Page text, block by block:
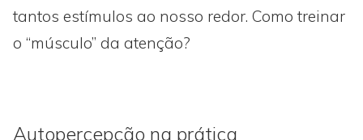
tantos estímulos ao nosso redor. Como treinar
o “músculo” da atenção?
Autopercepção na prática